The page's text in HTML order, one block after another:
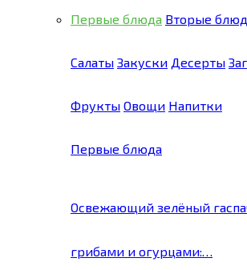
Первые блюда Вторые
Салаты Закуски Десерты
Фрукты Овощи Напитки
Первые блюда
Освежающий зелёный
грибами и огурцами:…